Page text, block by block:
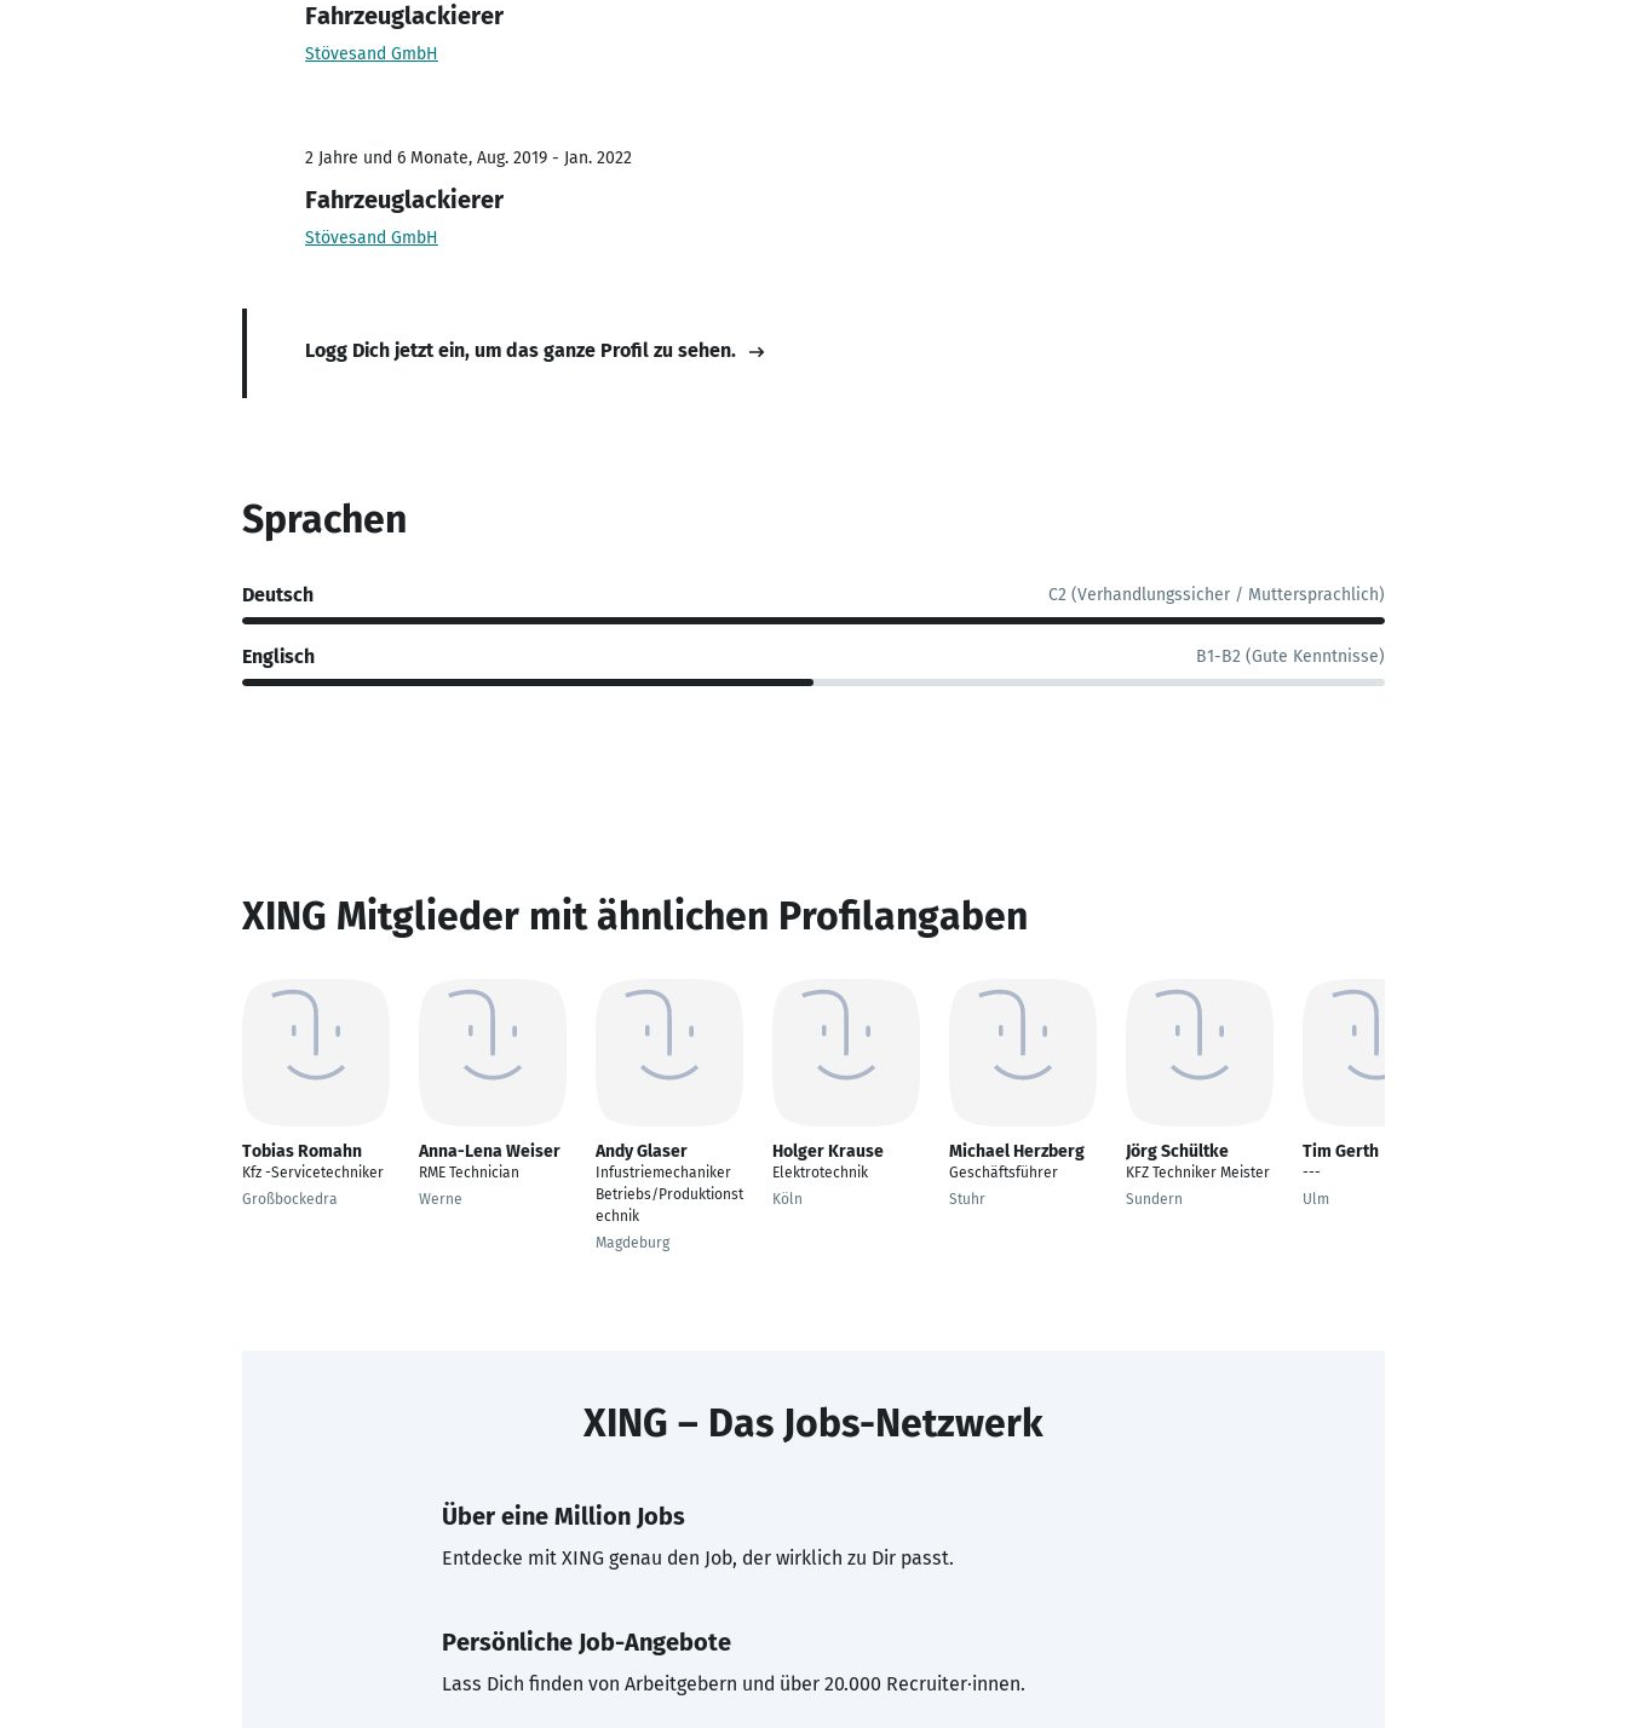
Fahrzeuglackierer
Stövesand GmbH
2 Jahre und 6 Monate, Aug. 2019 - Jan. 2022
Fahrzeuglackierer
Stövesand GmbH
Logg Dich jetzt ein, um das ganze Profil zu sehen.
Sprachen
Deutsch C2 (Verhandlungssicher / Muttersprachlich)
Englisch B1-B2 (Gute Kenntnisse)
XING Mitglieder mit ähnlichen Profilangaben
Tobias Romahn
Kfz -Servicetechniker
Großbockedra
Anna-Lena Weiser
RME Technician
Werne
Andy Glaser
Infustriemechaniker
Betriebs/Produktionst
echnik
Magdeburg
Holger Krause
Elektrotechnik
Köln
Michael Herzberg
Geschäftsführer
Stuhr
Jörg Schültke
KFZ Techniker Meister
Sundern
Tim Gerth
---
Ulm
XING – Das Jobs-Netzwerk
Über eine Million Jobs
Entdecke mit XING genau den Job, der wirklich zu Dir passt.
Persönliche Job-Angebote
Lass Dich finden von Arbeitgebern und über 20.000 Recruiter·innen.